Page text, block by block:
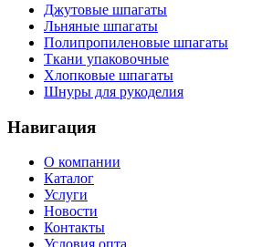
Джутовые шпагаты
Льняные шпагаты
Полипропиленовые шпагаты
Ткани упаковочные
Хлопковые шпагаты
Шнуры для рукоделия
Навигация
О компании
Каталог
Услуги
Новости
Контакты